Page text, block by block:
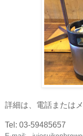
詳細は、電話または
Tel: 03-59485657